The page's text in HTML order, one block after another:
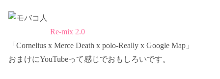
Re-mix 2.0
「Cornelius x Merce Death x polo-Really x Google Map」
おまけにYouTubeって感じでおもしろいです。